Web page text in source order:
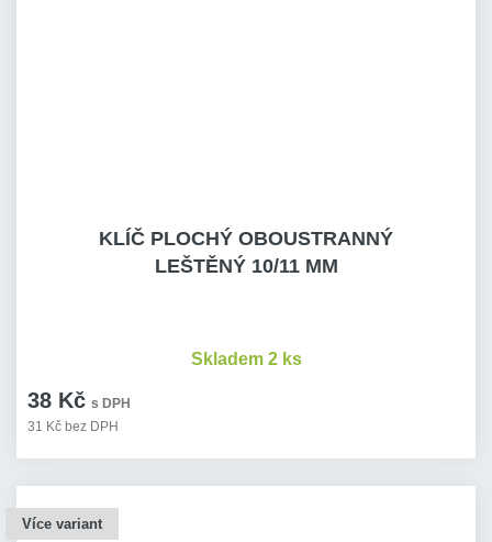
KLÍČ PLOCHÝ OBOUSTRANNÝ
LEŠTĚNÝ 10/11 MM
38 Kč s DPH
31 Kč bez DPH
Skladem 2 ks
Více variant